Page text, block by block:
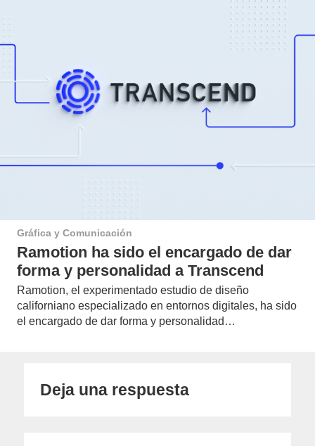
Gráfica y Comunicación
Ramotion ha sido el encargado de dar
forma y personalidad a Transcend
Ramotion, el experimentado estudio de diseño
californiano especializado en entornos digitales, ha sido
el encargado de dar forma y personalidad…
Deja una respuesta